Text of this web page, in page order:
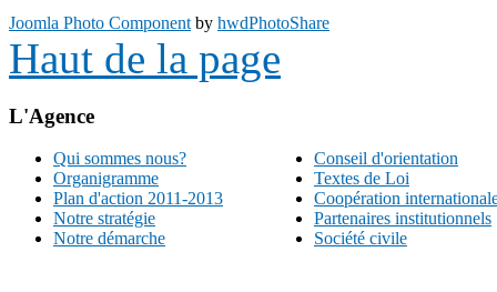
Joomla Photo Component by hwdPhotoShare
Haut de la page
L'Agence
Qui sommes nous?
Organigramme
Plan d'action 2011-2013
Notre stratégie
Notre démarche
Conseil d'orientation
Textes de Loi
Coopération
Partenaires institutionnels
Société civile